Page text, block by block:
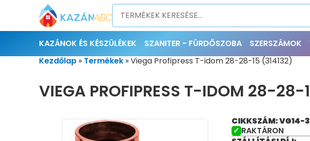
KAZÁNOK ÉS KÉSZÜLÉKEK SZANITER - FÜRDŐSZOBA SZERSZÁMOK
Kezdőlap » Termékek »Viega Profipress T-idom 28-28-15 (314132)
VIEGA PROFIPRESS T-IDOM 28-28-
CIKKSZÁM: VG14-
RAKTÁRON